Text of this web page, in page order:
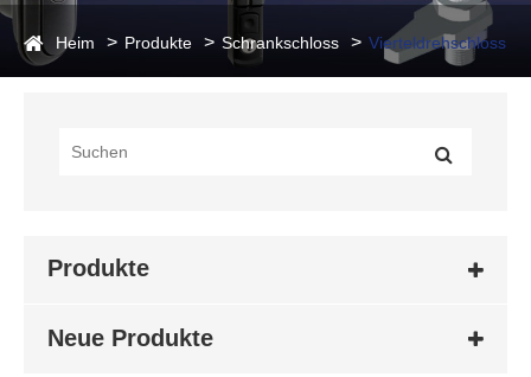
Heim Produkte Schrankschloss Vierteldrehschloss
Produkte
Neue Produkte